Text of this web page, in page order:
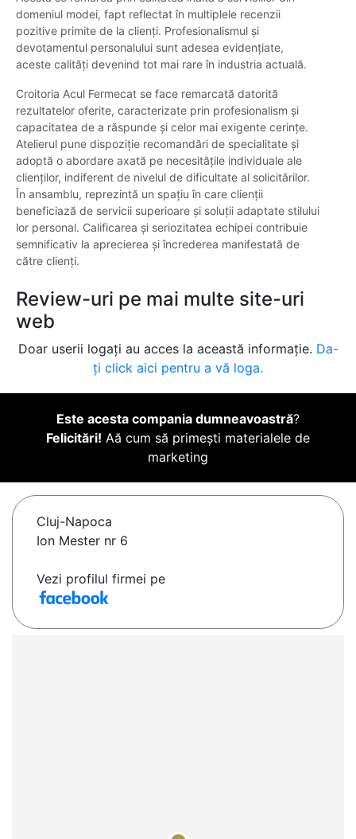
domeniul modei, fapt reflectat în multiplele recenzii
pozitive primite de la clienți. Profesionalismul şi
devotamentul personalului sunt adesea evidențiate,
aceste calități devenind tot mai rare în industria actuală.
Croitoria Acul Fermecat se face remarcată datorită
rezultatelor oferite, caracterizate prin profesionalism şi
capacitatea de a răspunde şi celor mai exigente cerinţe.
Atelierul pune dispoziție recomandări de specialitate şi
adoptă o abordare axată pe necesităţile individuale ale
clienţilor, indiferent de nivelul de dificultate al solicitărilor.
În ansamblu, reprezintă un spaţiu în care clienţii
beneficiază de servicii superioare şi soluţii adaptate stilului
lor personal. Calificarea şi seriozitatea echipei contribuie
semnificativ la aprecierea şi încrederea manifestată de
către clienţi.
Review-uri pe mai multe site-uri
web
Doar userii logați au acces la această informație. Da-
ți click aici pentru a vă loga.
Este acesta compania dumneavoastră?
Felicitări! Aă cum să primești materialele de
marketing
Cluj-Napoca
Ion Mester nr 6
Vezi profilul firmei pe